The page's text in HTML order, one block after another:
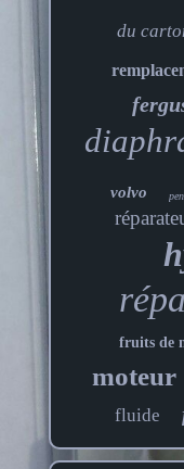
du
volvo
fruits de
moteur
fluide